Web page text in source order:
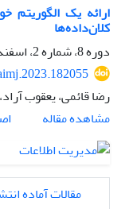
ارائه یک الگوریتم
کلان‌داده‌ها
دوره 8، شماره 2، اسفند 1401، صفحه
رضا قائمی، یعقوب
مشاهده مقاله
مقالات آماده